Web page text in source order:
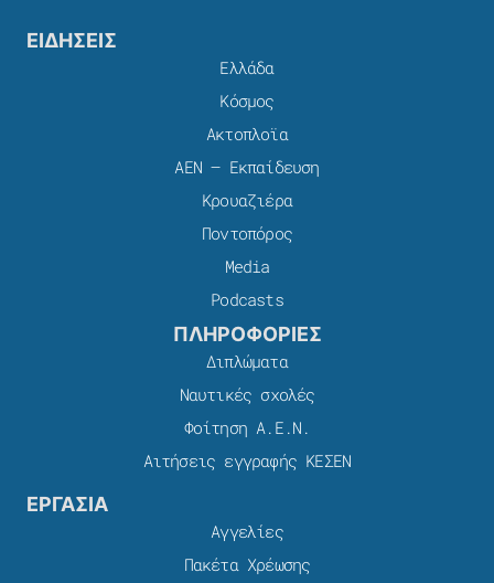
ΕΙΔΗΣΕΙΣ
Ελλάδα
Κόσμος
Ακτοπλοϊα
ΑΕΝ – Εκπαίδευση
Κρουαζιέρα
Ποντοπόρος
Media
Podcasts
ΠΛΗΡΟΦΟΡΙΕΣ
Διπλώματα
Ναυτικές σχολές
Φοίτηση Α.Ε.Ν.
Αιτήσεις εγγραφής ΚΕΣΕΝ
ΕΡΓΑΣΙΑ
Αγγελίες
Πακέτα Χρέωσης​